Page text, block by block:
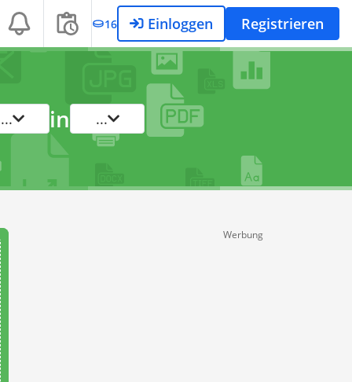
16 Einloggen Registrieren
... in ...
Werbung